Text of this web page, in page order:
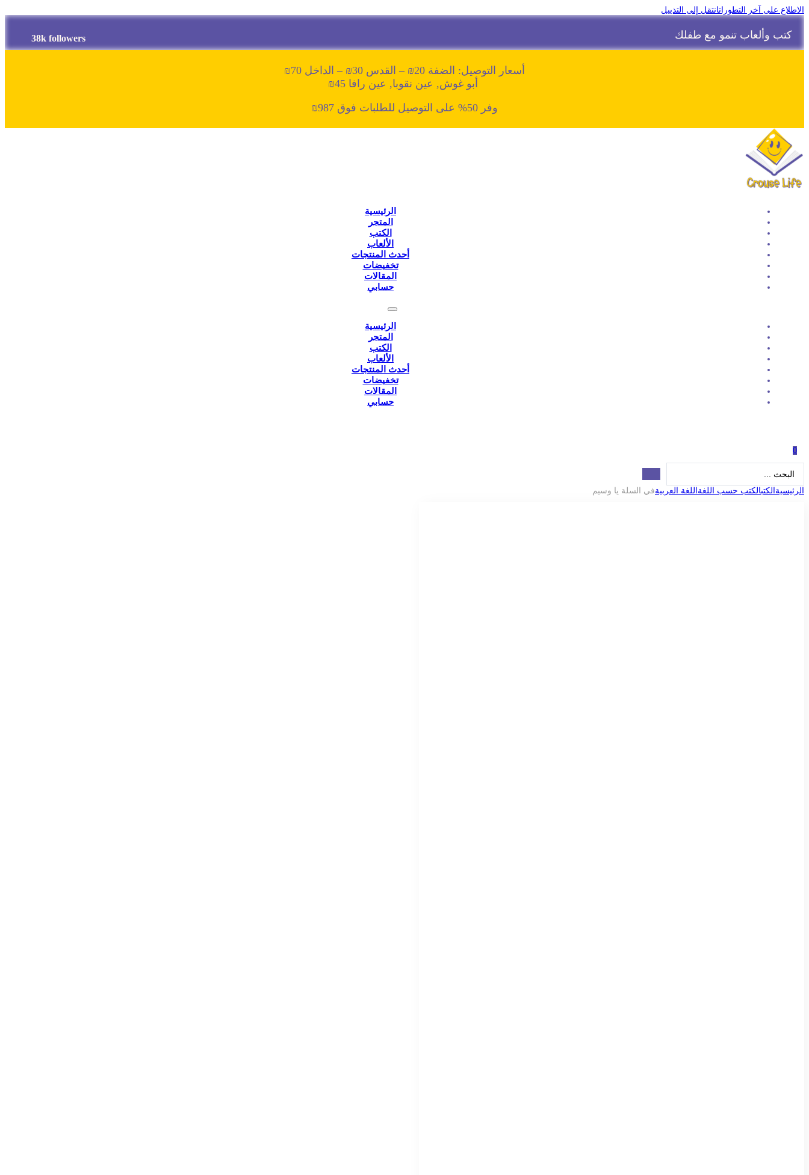
الاطلاع على آخر التطوراتانتقل إلى التذييل
كتب وألعاب تنمو مع طفلك 38k followers
أسعار التوصيل: الضفة 20₪ – القدس 30₪ – الداخل 70₪
أبو غوش, عين نقوبا, عين رافا 45₪
وفر 50% على التوصيل للطلبات فوق 987₪
الرئيسية
المتجر
الكتب
الألعاب
أحدث المنتجات
تخفيضات
المقالات
حسابي
الرئيسية
المتجر
الكتب
الألعاب
أحدث المنتجات
تخفيضات
المقالات
حسابي
0
الرئيسية الكتبالكتب حسب اللغة اللغة العربيةفي السلة يا وسيم